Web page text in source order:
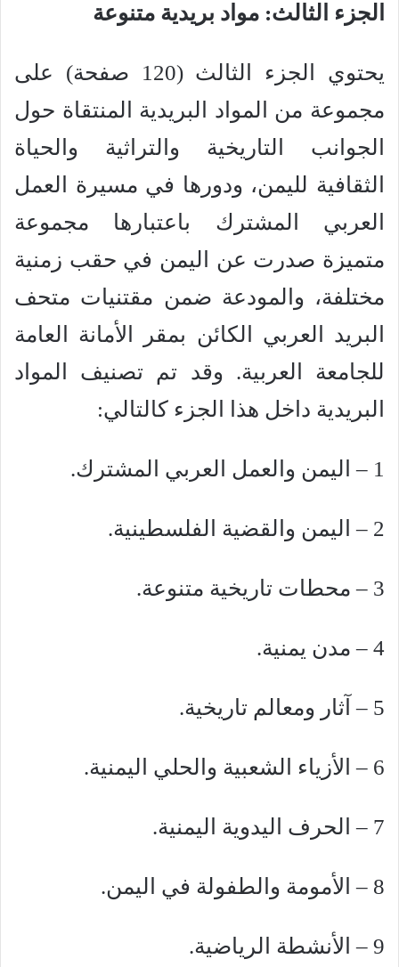
الجزء الثالث: مواد بريدية متنوعة
يحتوي الجزء الثالث (120 صفحة) على
مجموعة من المواد البريدية المنتقاة حول
الجوانب التاريخية والتراثية والحياة
الثقافية لليمن، ودورها في مسيرة العمل
العربي المشترك باعتبارها مجموعة
متميزة صدرت عن اليمن في حقب زمنية
مختلفة، والمودعة ضمن مقتنيات متحف
البريد العربي الكائن بمقر الأمانة العامة
للجامعة العربية. وقد تم تصنيف المواد
البريدية داخل هذا الجزء كالتالي:
1 – اليمن والعمل العربي المشترك.
2 – اليمن والقضية الفلسطينية.
3 – محطات تاريخية متنوعة.
4 – مدن يمنية.
5 – آثار ومعالم تاريخية.
6 – الأزياء الشعبية والحلي اليمنية.
7 – الحرف اليدوية اليمنية.
8 – الأمومة والطفولة في اليمن.
9 – الأنشطة الرياضية.